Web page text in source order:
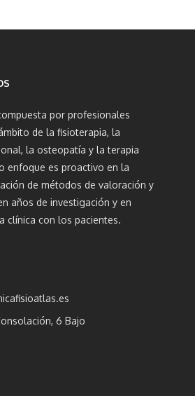
por profesionales
de la fisioterapia, la
la osteopatía y la terapia
enfoque es proactivo en la
de métodos de valoración y
años de investigación y en
clínica con los pacientes.
6 Bajo